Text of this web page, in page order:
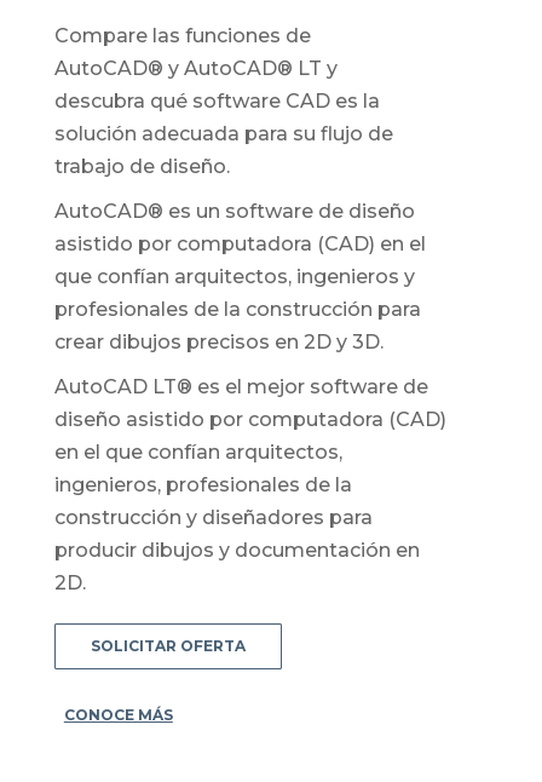
Compare las funciones de
AutoCAD® y AutoCAD® LT y
descubra qué software CAD es la
solución adecuada para su flujo de
trabajo de diseño.
AutoCAD® es un software de diseño
asistido por computadora (CAD) en el
que confían arquitectos, ingenieros y
profesionales de la construcción para
crear dibujos precisos en 2D y 3D.
AutoCAD LT® es el mejor software de
diseño asistido por computadora (CAD)
en el que confían arquitectos,
ingenieros, profesionales de la
construcción y diseñadores para
producir dibujos y documentación en
2D.
SOLICITAR OFERTA
CONOCE MÁS